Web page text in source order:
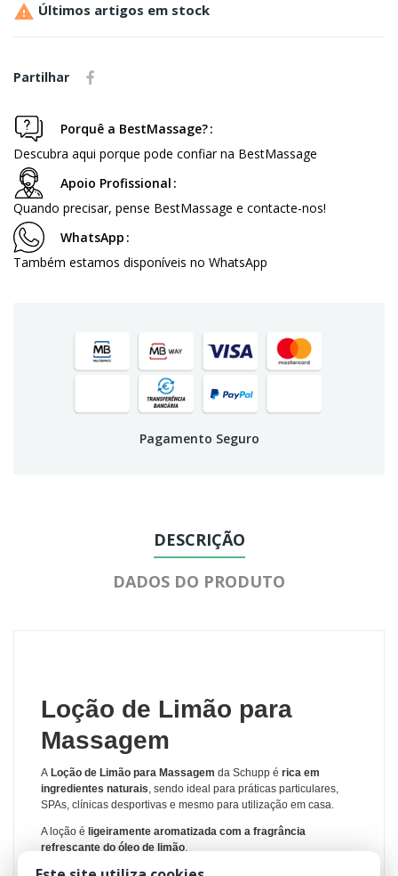
 Últimos artigos em stock
Partilhar
Porquê a BestMassage?
Descubra aqui porque pode confiar na BestMassage
Apoio Profissional
Quando precisar, pense BestMassage e contacte-nos!
WhatsApp
Também estamos disponíveis no WhatsApp
Pagamento Seguro
DESCRIÇÃO
DADOS DO PRODUTO
Loção de Limão para
Massagem
A Loção de Limão para Massagem da Schupp é rica em
ingredientes naturais, sendo ideal para práticas particulares,
SPAs, clínicas desportivas e mesmo para utilização em casa.
A loção é ligeiramente aromatizada com a fragrância
refrescante do óleo de limão.